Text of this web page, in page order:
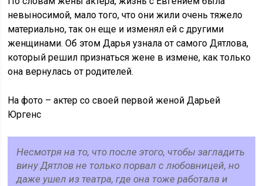
невыносимой, мало того, что они жили очень тяжело
материально, так он еще и изменял ей с другими
женщинами. Об этом Дарья узнала от самого Дятлова,
который решил признаться жене в измене, как только
она вернулась от родителей.
На фото – актер со своей первой женой Дарьей
Юргенс
Несмотря на то, что после этого, чтобы загладить
вину Дятлов не только порвал с любовницей, но
даже ушел из театра, где она тоже работала и